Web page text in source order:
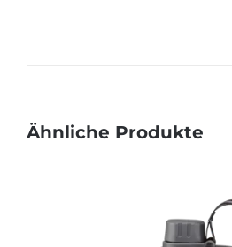
Ähnliche Produkte